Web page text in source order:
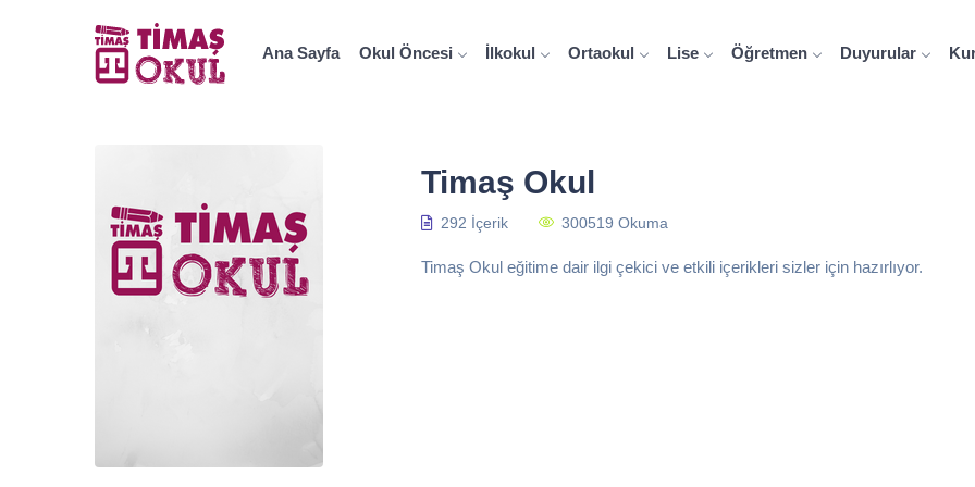
Ana Sayfa Okul Öncesi İlkokul Ortaokul Lise Öğretmen Duyurular
Timaş Okul
292 İçerik 300519 Okuma
Timaş Okul eğitime dair ilgi çekici ve etkili içerikleri sizler için hazırlıyor.